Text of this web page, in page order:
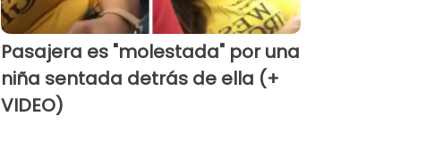
Pasajera es "molestada" por una
niña sentada detrás de ella (+
VIDEO)